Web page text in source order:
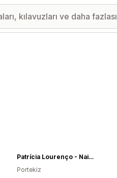
Patrícia Lourenço - Nail Store
Portekiz